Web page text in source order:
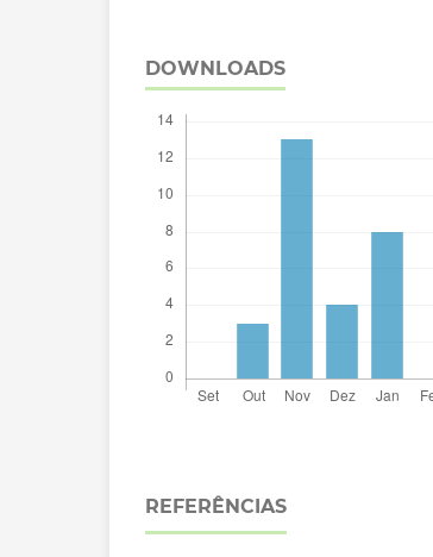
DOWNLOADS
REFERÊNCIAS